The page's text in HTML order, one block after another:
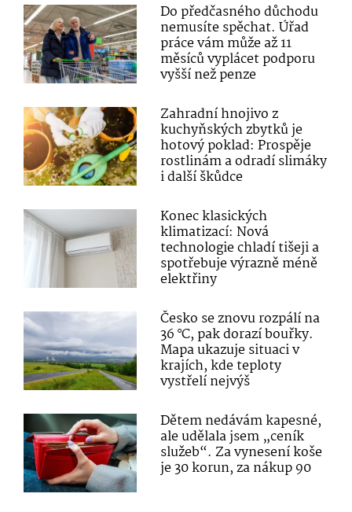
Do předčasného důchodu
nemusíte spěchat. Úřad
práce vám může až 11
měsíců vyplácet podporu
vyšší než penze
Zahradní hnojivo z
kuchyňských zbytků je
hotový poklad: Prospěje
rostlinám a odradí slimáky
i další škůdce
Konec klasických
klimatizací: Nová
technologie chladí tišeji a
spotřebuje výrazně méně
elektřiny
Česko se znovu rozpálí na
36 °C, pak dorazí bouřky.
Mapa ukazuje situaci v
krajích, kde teploty
vystřelí nejvýš
Dětem nedávám kapesné,
ale udělala jsem „ceník
služeb“. Za vynesení koše
je 30 korun, za nákup 90